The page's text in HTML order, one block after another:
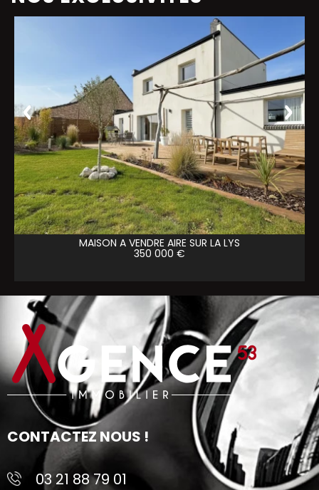
MAISON A VENDRE AIRE SUR LA LYS
350 000 €
CONTACTEZ NOUS !
03 21 88 79 01